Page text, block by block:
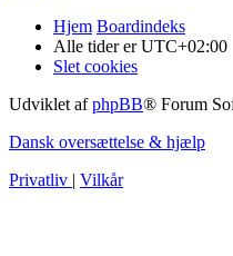
Hjem Boardindeks
Alle tider erUTC+02:00
Slet cookies
Udviklet afphpBB® Forum
Dansk oversættelse & hjælp
Privatliv | Vilkår